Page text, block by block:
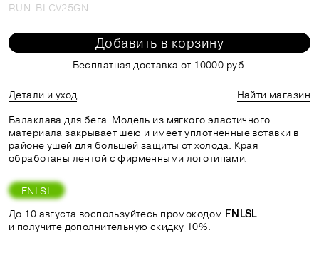
RUN-BLCV25GN
Добавить в корзину
Бесплатная доставка от 10000 руб.
Детали и уход
Найти магазин
Балаклава для бега. Модель из мягкого эластичного
материала закрывает шею и имеет уплотнённые вставки в
районе ушей для большей защиты от холода. Края
обработаны лентой с фирменными логотипами.
FNLSL
До 10 августа воспользуйтесь промокодом FNLSL
и получите дополнительную скидку 10%.